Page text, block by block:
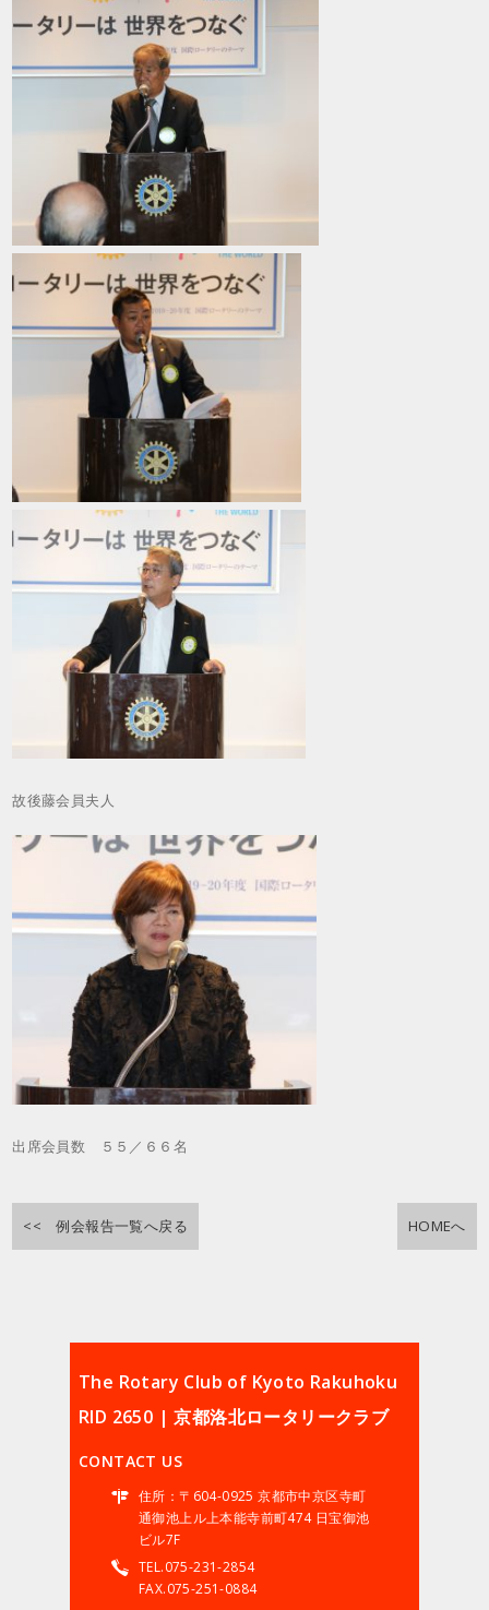
故後藤会員夫人
出席会員数 ５５／６６名
<< 例会報告一覧へ戻る HOMEへ
The Rotary Club of Kyoto Rakuhoku
RID 2650 | 京都洛北ロータリークラブ
CONTACT US
住所：〒604-0925 京都市中京区寺町
通御池上ル上本能寺前町474 日宝御池
ビル7F
TEL.075-231-2854
FAX.075-251-0884